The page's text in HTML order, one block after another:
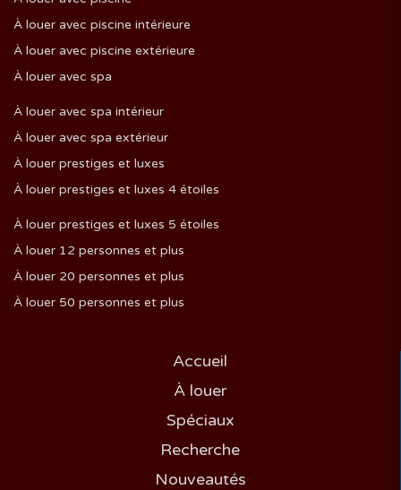
À louer avec piscine intérieure
À louer avec piscine extérieure
À louer avec spa
À louer avec spa intérieur
À louer avec spa extérieur
À louer prestiges et luxes
À louer prestiges et luxes 4 étoiles
À louer prestiges et luxes 5 étoiles
À louer 12 personnes et plus
À louer 20 personnes et plus
À louer 50 personnes et plus
Accueil
À louer
Spéciaux
Recherche
Nouveautés